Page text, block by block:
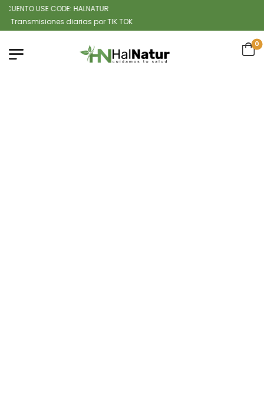
USE CODE: HALNATUR
diarias por TIK TOK
0